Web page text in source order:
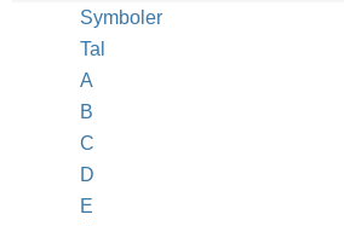
Symboler
Tal
A
B
C
D
E